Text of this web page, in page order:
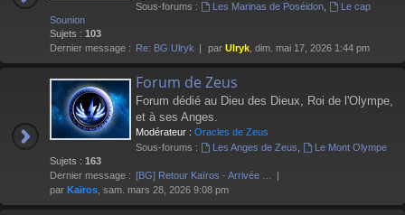
Sous-forums :
Les Marinas de Poséidon,
Le cap
Sounion
Sujets : 103
Dernier message :
Re: BG Ulryk par Ulryk , dim. mai 17, 2026 1:44 pm
Forum de Zeus
Forum dédié au Dieu des Dieux, Roi de l'Olympe,
et à ses Anges.
Modérateur : Oracles de Zeus
Sous-forums :
Les Anges de Zeus
Le Mont Olympe
Sujets : 163
Dernier message : [BG] Retour Kaïros - Arrivée …
par Kaïros , sam. mars 28, 2026 9:08 pm